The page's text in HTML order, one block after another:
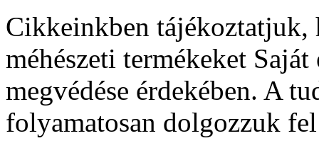
Cikkeinkben tájékoztatjuk,
méhészeti termékeket Saját
megvédése érdekében. A
folyamatosan dolgozzuk